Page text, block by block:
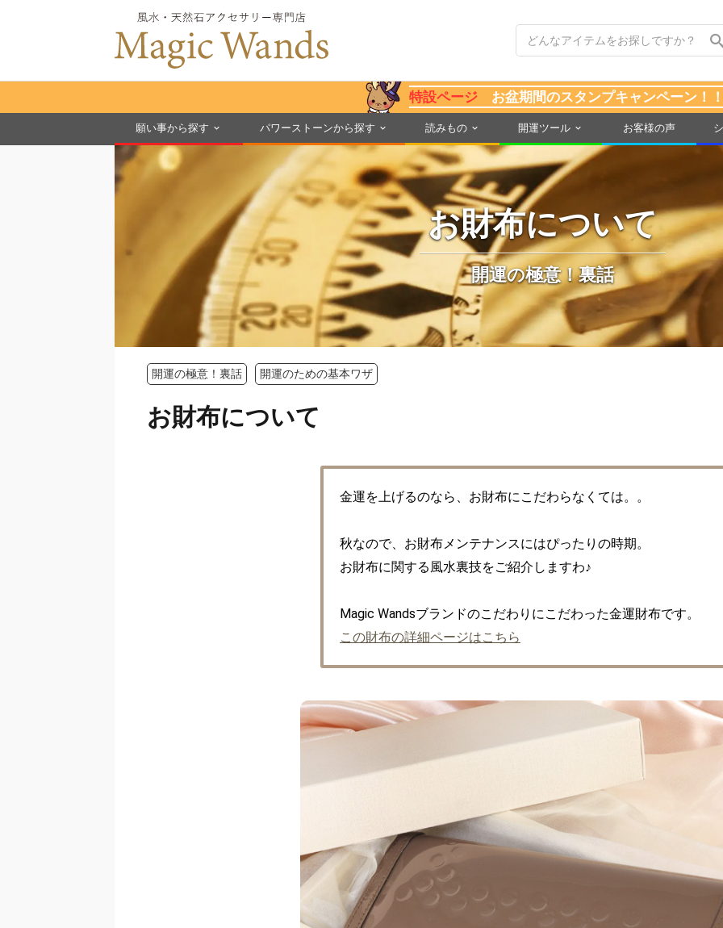
特設ページ お盆期間のスタンプキャンペーン！
願い事から探す パワーストーンから探す 読みもの 開運ツール お客様の声
お財布について
開運の極意！裏話
開運の極意！裏話 開運のための基本ワザ
お財布について
金運を上げるのなら、お財布にこだわらなくては。。
秋なので、お財布メンテナンスにはぴったりの時期。
お財布に関する風水裏技をご紹介しますわ♪
この財布の詳細ページはこちら